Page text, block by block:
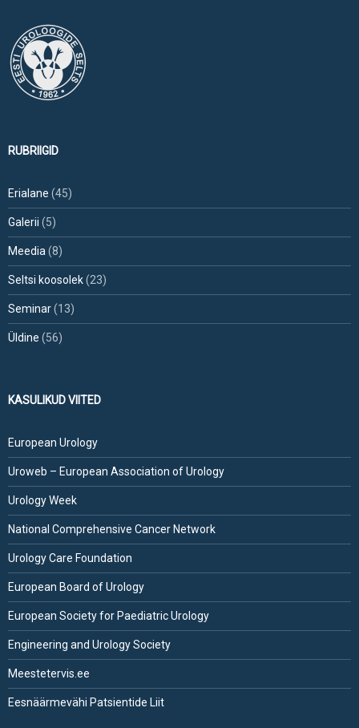
RUBRIIGID
Erialane (45)
Galerii (5)
Meedia(8)
Seltsi koosolek(23)
Seminar(13)
Üldine (56)
KASULIKUD VIITED
European Urology
Uroweb – European Association of Urology
Urology Week
National Comprehensive Cancer Network
Urology Care Foundation
European Board of Urology
European Society for Paediatric Urology
Engineering and Urology Society
Meestetervis.ee
Eesnäärmevähi Patsientide Liit